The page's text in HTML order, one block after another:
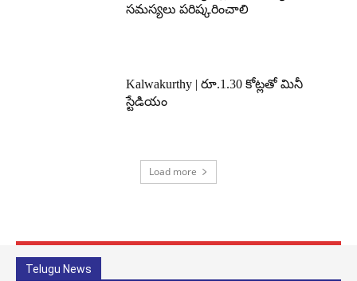
సమస్యలు పరిష్కరించాలి
Kalwakurthy | రూ.1.30 కోట్లతో మినీ
స్టేడియం
Load more
Telugu News